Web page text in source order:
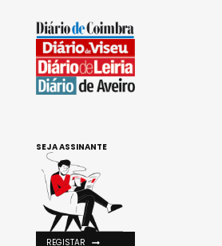
SEJA ASSINANTE
REGISTAR